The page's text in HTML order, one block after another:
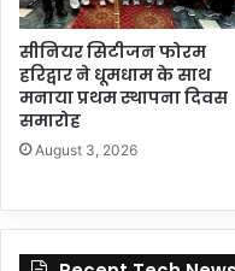
सीनियर सिटीजन फोरम
हरिद्वार ने धूमधाम के साथ
मनाया प्रथम स्थापना दिवस
समारोह
August 3, 2026